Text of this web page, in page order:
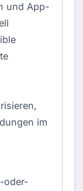
und App-
im
oder-